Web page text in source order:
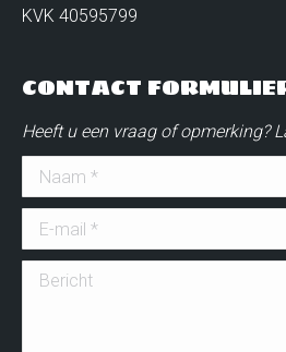
KVK 40595799
CONTACT
Heeft u een vraag of opmerking?
Naam *
E-mail *
Bericht